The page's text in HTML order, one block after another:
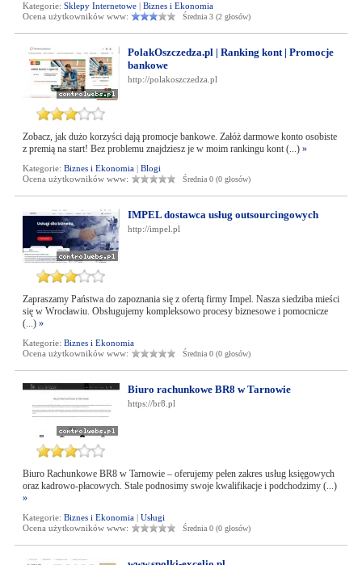
Kategorie: Sklepy Internetowe| Biznes i Ekonomia
Ocena użytkowników www:
Średnia 3 (2 głosów)
PolakOszczedza.pl | Ranking kont | Promocje
bankowe
http://polakoszczedza.pl
Zobacz, jak dużo korzyści dają promocje bankowe. Załóż darmowe konto osobiste
z premią na start! Bez problemu znajdziesz je w moim rankingu kont (...) »
Kategorie: Biznes i Ekonomia| Blogi
Ocena użytkowników www:
Średnia 0 (0 głosów)
IMPEL dostawca usług outsourcingowych
http://impel.pl
Zapraszamy Państwa do zapoznania się z ofertą firmy Impel. Nasza siedziba mieści
się w Wrocławiu. Obsługujemy kompleksowo procesy biznesowe i pomocnicze
(...) »
Kategorie: Biznes i Ekonomia
Ocena użytkowników www:
Średnia 0 (0 głosów)
Biuro rachunkowe BR8 w Tarnowie
https://br8.pl
Biuro Rachunkowe BR8 w Tarnowie – oferujemy pełen zakres usług księgowych
oraz kadrowo-płacowych. Stale podnosimy swoje kwalifikacje i podchodzimy (...)
»
Kategorie: Biznes i Ekonomia| Usługi
Ocena użytkowników www:
Średnia 0 (0 głosów)